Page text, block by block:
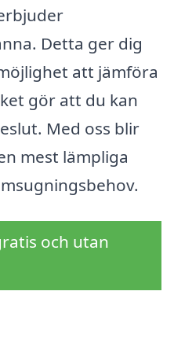
Detta ger dig
att jämföra
gör att du kan
Med oss blir
mest lämpliga
och utan